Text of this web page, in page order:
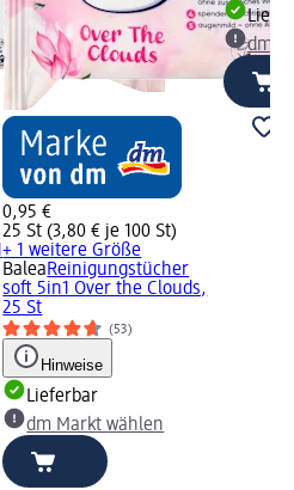
0,95 €
25 St (3,80 € je 100 St)
+ 1 weitere Größe
BaleaReinigungstücher
soft 5in1 Over the Clouds,
25 St
(53)
Hinweise
Lieferbar
dm Markt wählen
dm